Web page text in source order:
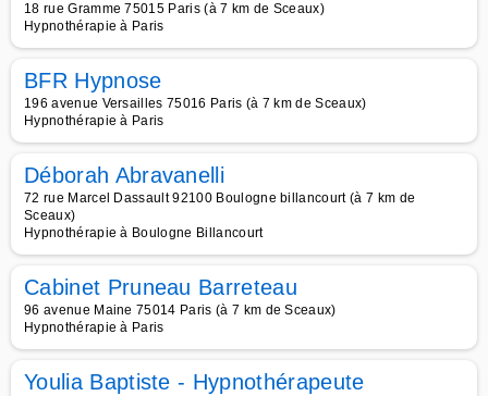
18 rue Gramme 75015 Paris (à 7 km de Sceaux)
Hypnothérapie à Paris
BFR Hypnose
196 avenue Versailles 75016 Paris (à 7 km de Sceaux)
Hypnothérapie à Paris
Déborah Abravanelli
72 rue Marcel Dassault 92100 Boulogne billancourt (à 7 km de
Sceaux)
Hypnothérapie à Boulogne Billancourt
Cabinet Pruneau Barreteau
96 avenue Maine 75014 Paris (à 7 km de Sceaux)
Hypnothérapie à Paris
Youlia Baptiste - Hypnothérapeute